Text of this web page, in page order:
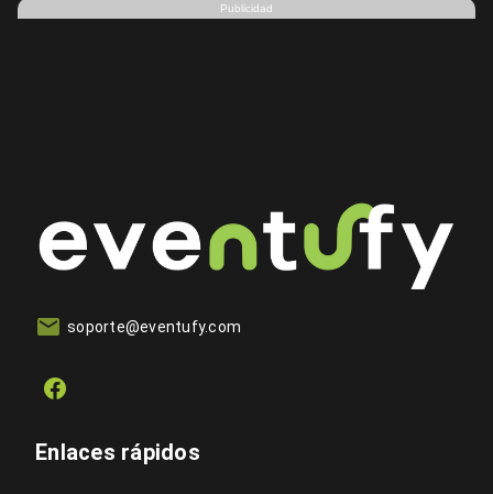
Publicidad
soporte@eventufy.com
Enlaces rápidos